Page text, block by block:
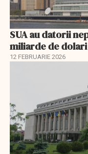
SUA au datorii
miliarde de
12 FEBRUARIE 2026